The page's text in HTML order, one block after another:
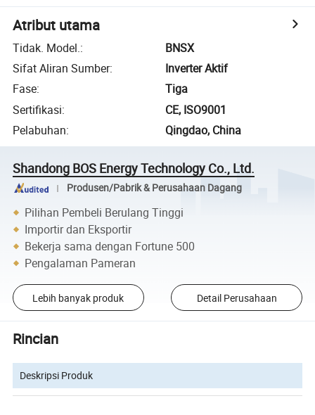
Atribut utama
Tidak. Model.:
BNSX
Sifat Aliran Sumber:
Inverter Aktif
Fase:
Tiga
Sertifikasi:
CE, ISO9001
Pelabuhan: Qingdao, China
Shandong BOS Energy Technology Co., Ltd.
Produsen/Pabrik & Perusahaan Dagang
Pilihan Pembeli Berulang Tinggi
Importir dan Eksportir
Bekerja sama dengan Fortune 500
Pengalaman Pameran
Lebih banyak produk Detail Perusahaan
Rincian
Deskripsi Produk